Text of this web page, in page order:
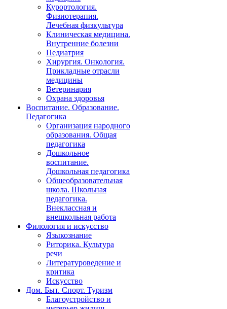
Курортология.
Физиотерапия.
Лечебная физкультура
Клиническая медицина.
Внутренние болезни
Педиатрия
Хирургия. Онкология.
Прикладные отрасли
медицины
Ветеринария
Охрана здоровья
Воспитание. Образование.
Педагогика
Организация народного
образования. Общая
педагогика
Дошкольное
воспитание.
Дошкольная педагогика
Общеобразовательная
школа. Школьная
педагогика.
Внеклассная и
внешкольная работа
Филология и искусство
Языкознание
Риторика. Культура
речи
Литературоведение и
критика
Искусство
Дом. Быт. Спорт. Туризм
Благоустройство и